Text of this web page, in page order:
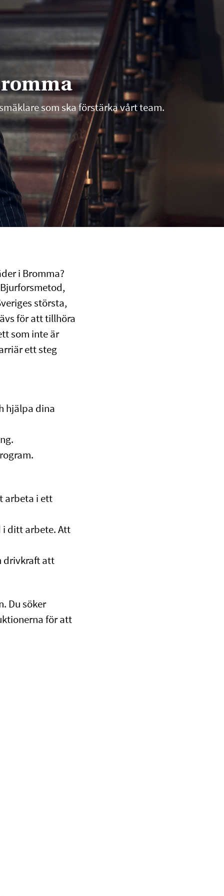
som ska förstärka vårt team.
i Bromma?
största,
för att tillhöra
som inte är
ett steg
hjälpa dina
arbeta i ett
i ditt arbete. Att
drivkraft att
Du söker
för att